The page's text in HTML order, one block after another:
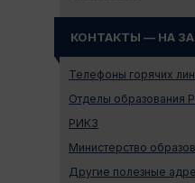
Иностранному
Куда поступать
специальность?
Куда
только
КОНТАКТЫ — НА
Телефоны горячих
Отделы образования
РИКЗ
Министерство
Другие полезные